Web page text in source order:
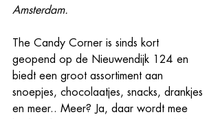
Amsterdam.
The Candy Corner is sinds kort
geopend op de Nieuwendijk 124 en
biedt een groot assortiment aan
snoepjes, chocolaatjes, snacks, drankjes
en meer.. Meer? Ja, daar wordt mee